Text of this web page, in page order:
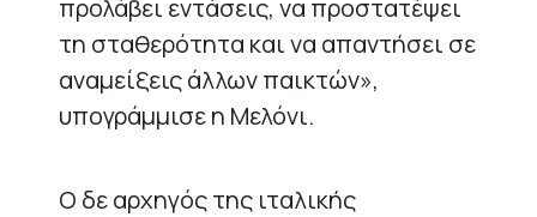
προλάβει εντάσεις, να προστατέψει
τη σταθερότητα και να απαντήσει σε
αναμείξεις άλλων παικτών»,
υπογράμμισε η Μελόνι.
Ο δε αρχηγός της ιταλικής